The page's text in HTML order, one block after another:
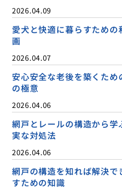
2026.04.09
愛犬と快適に暮らすため
画
2026.04.07
安心安全な老後を築くた
の極意
2026.04.06
網戸とレールの構造から
実な対処法
2026.04.06
網戸の構造を知れば解決
すための知識